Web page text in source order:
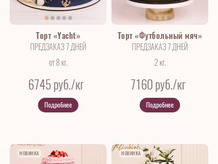
Торт «Yacht»
ПРЕДЗАКАЗ 7 ДНЕЙ
от 8 кг.
6745 руб./кг
Подробнее
Торт «Футбольный мяч»
ПРЕДЗАКАЗ 7 ДНЕЙ
2 кг.
7160 руб./кг
Подробнее
НОВИНКА НОВИНКА